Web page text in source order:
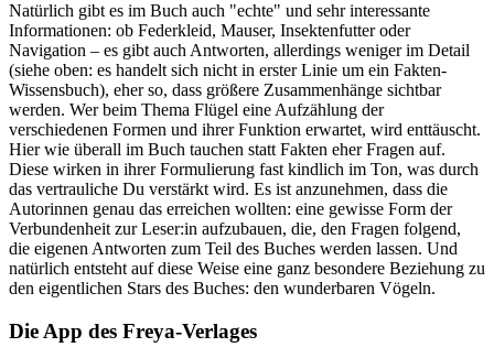
Natürlich gibt es im Buch auch "echte" und sehr interessante
Informationen: ob Federkleid, Mauser, Insektenfutter oder
Navigation – es gibt auch Antworten, allerdings weniger im Detail
(siehe oben: es handelt sich nicht in erster Linie um ein Fakten-
Wissensbuch), eher so, dass größere Zusammenhänge sichtbar
werden. Wer beim Thema Flügel eine Aufzählung der
verschiedenen Formen und ihrer Funktion erwartet, wird enttäuscht.
Hier wie überall im Buch tauchen statt Fakten eher Fragen auf.
Diese wirken in ihrer Formulierung fast kindlich im Ton, was durch
das vertrauliche Du verstärkt wird. Es ist anzunehmen, dass die
Autorinnen genau das erreichen wollten: eine gewisse Form der
Verbundenheit zur Leser:in aufzubauen, die, den Fragen folgend,
die eigenen Antworten zum Teil des Buches werden lassen. Und
natürlich entsteht auf diese Weise eine ganz besondere Beziehung zu
den eigentlichen Stars des Buches: den wunderbaren Vögeln.
Die App des Freya-Verlages